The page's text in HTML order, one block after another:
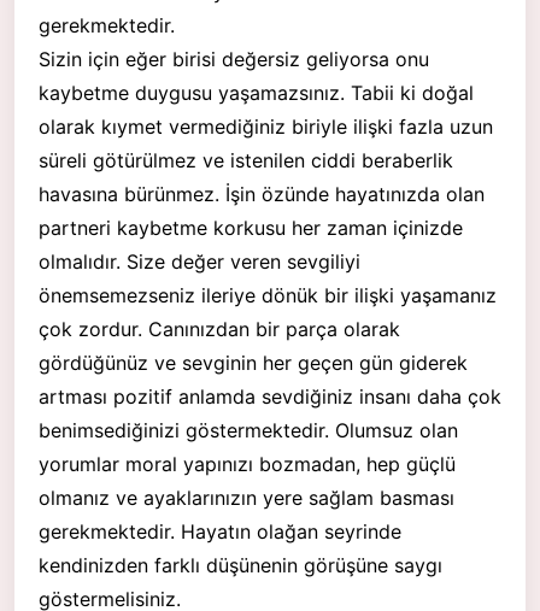
gerekmektedir.
Sizin için eğer birisi değersiz geliyorsa onu
kaybetme duygusu yaşamazsınız. Tabii ki doğal
olarak kıymet vermediğiniz biriyle ilişki fazla uzun
süreli götürülmez ve istenilen ciddi beraberlik
havasına bürünmez. İşin özünde hayatınızda olan
partneri kaybetme korkusu her zaman içinizde
olmalıdır. Size değer veren sevgiliyi
önemsemezseniz ileriye dönük bir ilişki yaşamanız
çok zordur. Canınızdan bir parça olarak
gördüğünüz ve sevginin her geçen gün giderek
artması pozitif anlamda sevdiğiniz insanı daha çok
benimsediğinizi göstermektedir. Olumsuz olan
yorumlar moral yapınızı bozmadan, hep güçlü
olmanız ve ayaklarınızın yere sağlam basması
gerekmektedir. Hayatın olağan seyrinde
kendinizden farklı düşünenin görüşüne saygı
göstermelisiniz.